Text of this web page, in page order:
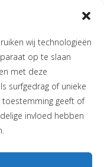
wij technologieën
op te slaan
met deze
surfgedrag of unieke
toestemming geeft of
invloed hebben